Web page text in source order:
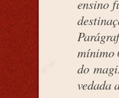
ensino
mínimo
do
vedada